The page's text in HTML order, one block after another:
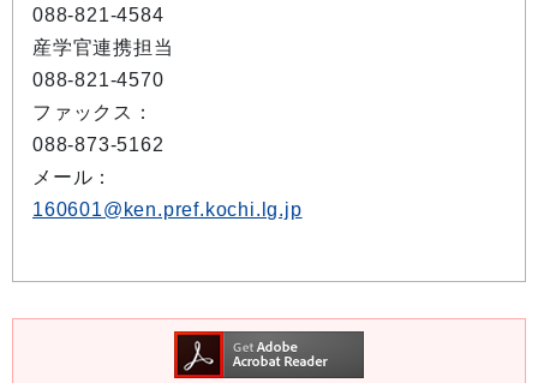
088-821-4584
産学官連携担当
088-821-4570
ファックス：
088-873-5162
メール：
160601@ken.pref.kochi.lg.jp